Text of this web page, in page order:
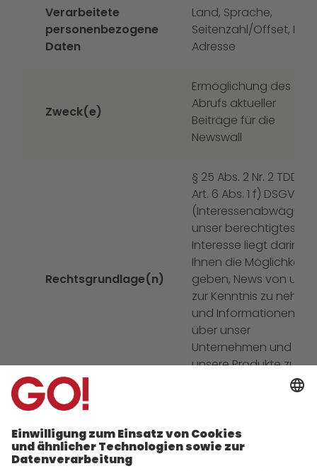
Verarbeitete
personenbezogene
Daten
Land, Sprache,
Seitenzahl/Offset, IP-
Adresse
Zweck(e)
Ermöglichung des
Abrufs aktueller
Beiträge für die
Newswall
Rechtsgrundlage(n)
§ 25 Abs. 2 Nr. 2 TDDDG,
Art. 6 Abs. 1 f) DSGVO
unser berechtigtes
Interesse liegt darin,
Ihnen die Möglichkeit
geben, News von uns
zur Kenntnis zu
und Informationen
über unser
Unternehmen und
unsere Produkte zu
Drittlandtransfer